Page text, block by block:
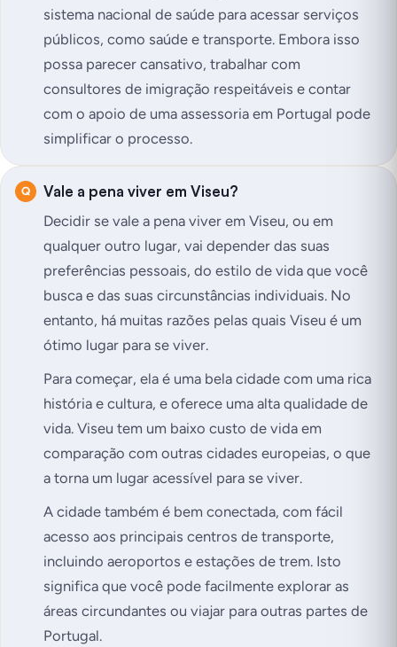
sistema nacional de saúde para acessar serviços
públicos, como saúde e transporte. Embora isso
possa parecer cansativo, trabalhar com
consultores de imigração respeitáveis e contar
com o apoio de uma assessoria em Portugal pode
simplificar o processo.
Vale a pena viver em Viseu?
Decidir se vale a pena viver em Viseu, ou em
qualquer outro lugar, vai depender das suas
preferências pessoais, do estilo de vida que você
busca e das suas circunstâncias individuais. No
entanto, há muitas razões pelas quais Viseu é um
ótimo lugar para se viver.
Para começar, ela é uma bela cidade com uma rica
história e cultura, e oferece uma alta qualidade de
vida. Viseu tem um baixo custo de vida em
comparação com outras cidades europeias, o que
a torna um lugar acessível para se viver.
A cidade também é bem conectada, com fácil
acesso aos principais centros de transporte,
incluindo aeroportos e estações de trem. Isto
significa que você pode facilmente explorar as
áreas circundantes ou viajar para outras partes de
Portugal.